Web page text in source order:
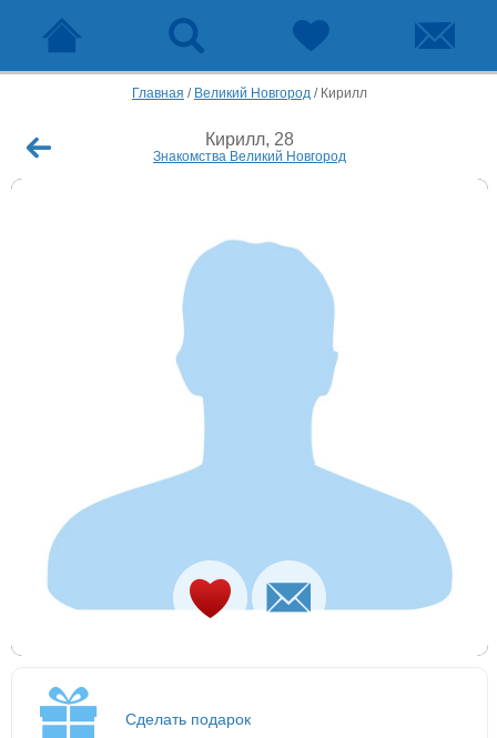
Главная / Великий Новгород / Кирилл
Кирилл, 28
Знакомства Великий Новгород
Сделать подарок